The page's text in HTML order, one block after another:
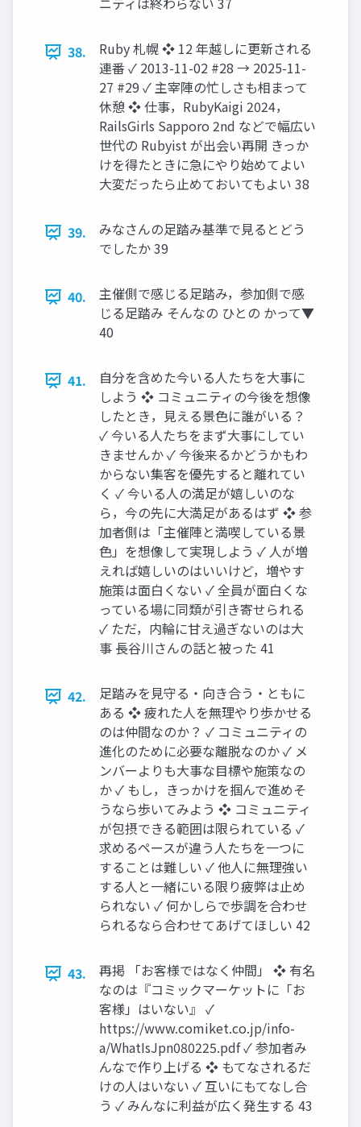
38.
Ruby 札幌 ❖ 12 年越しに更新される
連番 ✓ 2013-11-02 #28 → 2025-11-
27 #29 ✓ 主宰陣の忙しさも相まって
休憩 ❖ 仕事，RubyKaigi 2024，
RailsGirls Sapporo 2nd などで幅広い
世代の Rubyist が出会い再開 きっか
けを得たときに急にやり始めてよい
大変だったら止めておいてもよい 38
39.
みなさんの足踏み基準で見るとどう
でしたか 39
40.
主催側で感じる足踏み，参加側で感
じる足踏み そんなの ひとの かって▼
40
41.
自分を含めた今いる人たちを大事に
しよう ❖ コミュニティの今後を想像
したとき，見える景色に誰がいる？
✓ 今いる人たちをまず大事にしてい
きませんか ✓ 今後来るかどうかもわ
からない集客を優先すると離れてい
く ✓ 今いる人の満足が嬉しいのな
ら，今の先に大満足があるはず ❖ 参
加者側は「主催陣と満喫している景
色」を想像して実現しよう ✓ 人が増
えれば嬉しいのはいいけど，増やす
施策は面白くない ✓ 全員が面白くな
っている場に同類が引き寄せられる
✓ ただ，内輪に甘え過ぎないのは大
事 長谷川さんの話と被った 41
42.
足踏みを見守る・向き合う・ともに
ある ❖ 疲れた人を無理やり歩かせる
のは仲間なのか？ ✓ コミュニティの
進化のために必要な離脱なのか ✓ メ
ンバーよりも大事な目標や施策なの
か ✓ もし，きっかけを掴んで進めそ
うなら歩いてみよう ❖ コミュニティ
が包摂できる範囲は限られている ✓
求めるペースが違う人たちを一つに
することは難しい ✓ 他人に無理強い
する人と一緒にいる限り疲弊は止め
られない ✓ 何かしらで歩調を合わせ
られるなら合わせてあげてほしい 42
43.
再掲 「お客様ではなく仲間」 ❖ 有名
なのは『コミックマーケットに「お
客様」はいない』 ✓
https://www.comiket.co.jp/info-
a/WhatIsJpn080225.pdf ✓ 参加者み
んなで作り上げる ❖ もてなされるだ
けの人はいない ✓ 互いにもてなし合
う ✓ みんなに利益が広く発生する 43